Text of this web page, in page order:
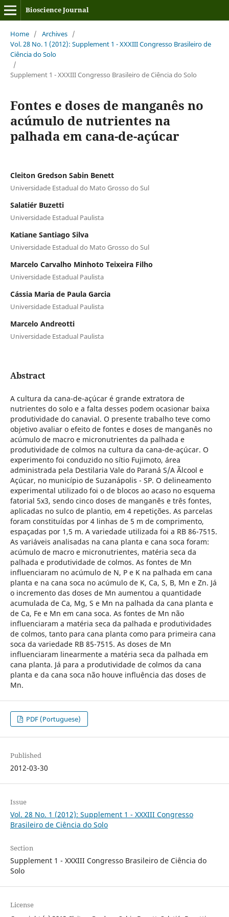
Bioscience Journal
Home / Archives /
Vol. 28 No. 1 (2012): Supplement 1 - XXXIII Congresso Brasileiro de
Ciência do Solo
/
Supplement 1 - XXXIII Congresso Brasileiro de Ciência do Solo
Fontes e doses de manganês no
acúmulo de nutrientes na
palhada em cana-de-açúcar
Cleiton Gredson Sabin Benett
Universidade Estadual do Mato Grosso do Sul
Salatiér Buzetti
Universidade Estadual Paulista
Katiane Santiago Silva
Universidade Estadual do Mato Grosso do Sul
Marcelo Carvalho Minhoto Teixeira Filho
Universidade Estadual Paulista
Cássia Maria de Paula Garcia
Universidade Estadual Paulista
Marcelo Andreotti
Universidade Estadual Paulista
Abstract
A cultura da cana-de-açúcar é grande extratora de
nutrientes do solo e a falta desses podem ocasionar baixa
produtividade do canavial. O presente trabalho teve como
objetivo avaliar o efeito de fontes e doses de manganês no
acúmulo de macro e micronutrientes da palhada e
produtividade de colmos na cultura da cana-de-açúcar. O
experimento foi conduzido no sítio Fujimoto, área
administrada pela Destilaria Vale do Paraná S/A Ãlcool e
Açúcar, no município de Suzanápolis - SP. O delineamento
experimental utilizado foi o de blocos ao acaso no esquema
fatorial 5x3, sendo cinco doses de manganês e três fontes,
aplicadas no sulco de plantio, em 4 repetições. As parcelas
foram constituídas por 4 linhas de 5 m de comprimento,
espaçadas por 1,5 m. A variedade utilizada foi a RB 86-7515.
As variáveis analisadas na cana planta e cana soca foram:
acúmulo de macro e micronutrientes, matéria seca da
palhada e produtividade de colmos. As fontes de Mn
influenciaram no acúmulo de N, P e K na palhada em cana
planta e na cana soca no acúmulo de K, Ca, S, B, Mn e Zn. Já
o incremento das doses de Mn aumentou a quantidade
acumulada de Ca, Mg, S e Mn na palhada da cana planta e
de Ca, Fe e Mn em cana soca. As fontes de Mn não
influenciaram a matéria seca da palhada e produtividades
de colmos, tanto para cana planta como para primeira cana
soca da variedade RB 85-7515. As doses de Mn
influenciaram linearmente a matéria seca da palhada em
cana planta. Já para a produtividade de colmos da cana
planta e da cana soca não houve influência das doses de
Mn.
PDF (Portuguese)
Published
2012-03-30
Issue
Vol. 28 No. 1 (2012): Supplement 1 - XXXIII Congresso
Brasileiro de Ciência do Solo
Section
Supplement 1 - XXXIII Congresso Brasileiro de Ciência do
Solo
License